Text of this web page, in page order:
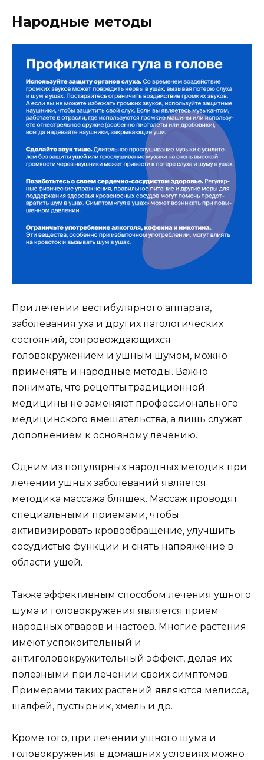
Народные методы
При лечении вестибулярного аппарата,
заболевания уха и других патологических
состояний, сопровождающихся
головокружением и ушным шумом, можно
применять и народные методы. Важно
понимать, что рецепты традиционной
медицины не заменяют профессионального
медицинского вмешательства, а лишь служат
дополнением к основному лечению.
Одним из популярных народных методик при
лечении ушных заболеваний является
методика массажа бляшек. Массаж проводят
специальными приемами, чтобы
активизировать кровообращение, улучшить
сосудистые функции и снять напряжение в
области ушей.
Также эффективным способом лечения ушного
шума и головокружения является прием
народных отваров и настоев. Многие растения
имеют успокоительный и
антиголовокружительный эффект, делая их
полезными при лечении своих симптомов.
Примерами таких растений являются мелисса,
шалфей, пустырник, хмель и др.
Кроме того, при лечении ушного шума и
головокружения в домашних условиях можно